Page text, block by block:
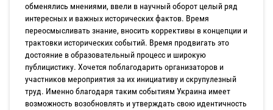
обменялись мнениями, ввели в научный оборот целый ряд
интересных и важных исторических фактов. Время
переосмысливать знание, вносить коррективы в концепции и
трактовки исторических событий. Время продвигать это
достояние в образовательный процесс и широкую
публицистику. Хочется поблагодарить организаторов и
участников мероприятия за их инициативу и скрупулезный
труд. Именно благодаря таким событиям Украина имеет
возможность возобновлять и утверждать свою идентичность